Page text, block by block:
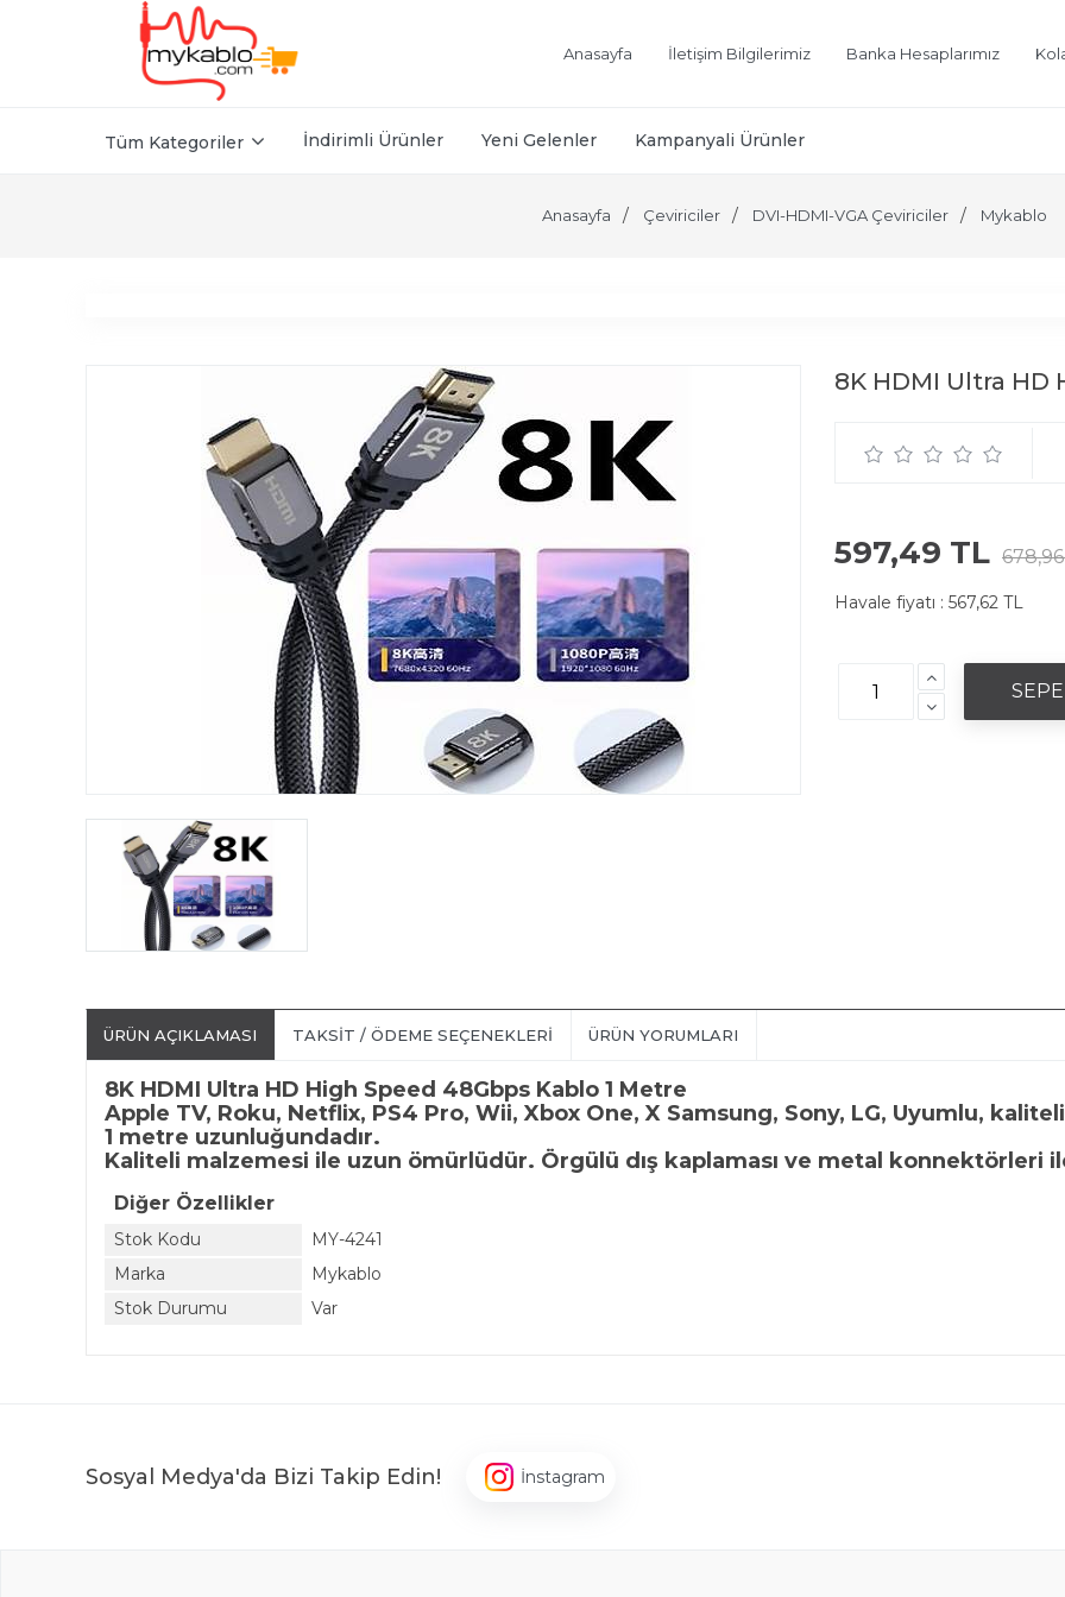
Anasayfa İletişim Bilgilerimiz Banka Hesaplarımız
Tüm Kategoriler İndirimli Ürünler Yeni Gelenler Kampanyali Ürünler
Anasayfa Çeviriciler DVI-HDMI-VGA Çeviriciler Mykablo
8K HDMI Ultra HD
597,49 TL
Havale fiyatı : 567,62 TL
ÜRÜN AÇIKLAMASI TAKSIT / ÖDEME SEÇENEKLERI ÜRÜN YORUMLARI
8K HDMI Ultra HD High Speed 48Gbps Kablo 1 Metre
Apple TV, Roku, Netflix, PS4 Pro, Wii, Xbox One, X Samsung, Sony, LG, Uyumlu,
1 metre uzunluğundadır.
Kaliteli malzemesi ile uzun ömürlüdür. Örgülü dış kaplaması ve metal konnektörleri
Diğer Özellikler
Stok Kodu
MY-4241
Marka
Mykablo
Stok Durumu
Var
Sosyal Medya'da Bizi Takip Edin! İnstagram